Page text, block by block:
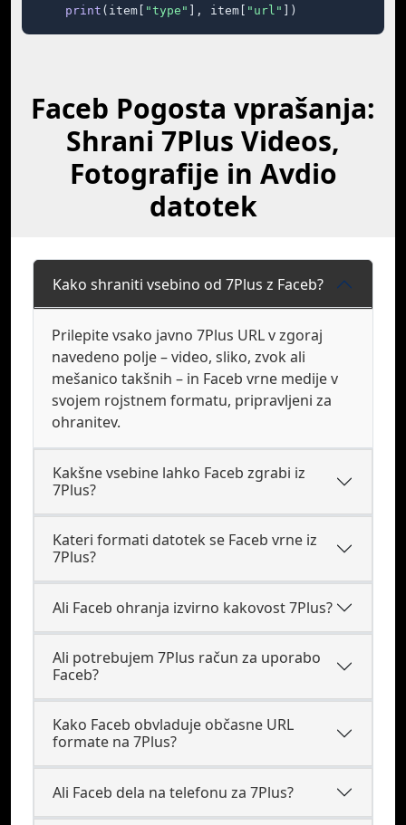
print (item[ "type" ], item[ "url" ])
Faceb Pogosta vprašanja:
Shrani 7Plus Videos,
Fotografije in Avdio
datotek
Kako shraniti vsebino od 7Plus z Faceb?
Prilepite vsako javno 7Plus URL v zgoraj
navedeno polje – video, sliko, zvok ali
mešanico takšnih – in Faceb vrne medije v
svojem rojstnem formatu, pripravljeni za
ohranitev.
Kakšne vsebine lahko Faceb zgrabi iz
7Plus?
Kateri formati datotek se Faceb vrne iz
7Plus?
Ali Faceb ohranja izvirno kakovost 7Plus?
Ali potrebujem 7Plus račun za uporabo
Faceb?
Kako Faceb obvladuje občasne URL
formate na 7Plus?
Ali Faceb dela na telefonu za 7Plus?